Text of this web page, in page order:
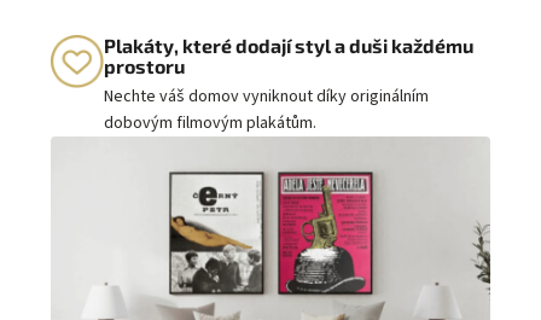
Plakáty, které dodají styl a duši každému
prostoru
Nechte váš domov vyniknout díky originálním
dobovým filmovým plakátům.